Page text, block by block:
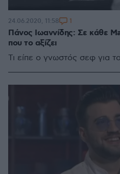
Πάνος Ιωαννίδης: Σε κάθε
που το αξίζει
Τι είπε ο γνωστός σεφ για
24.06.2020, 11:58 1